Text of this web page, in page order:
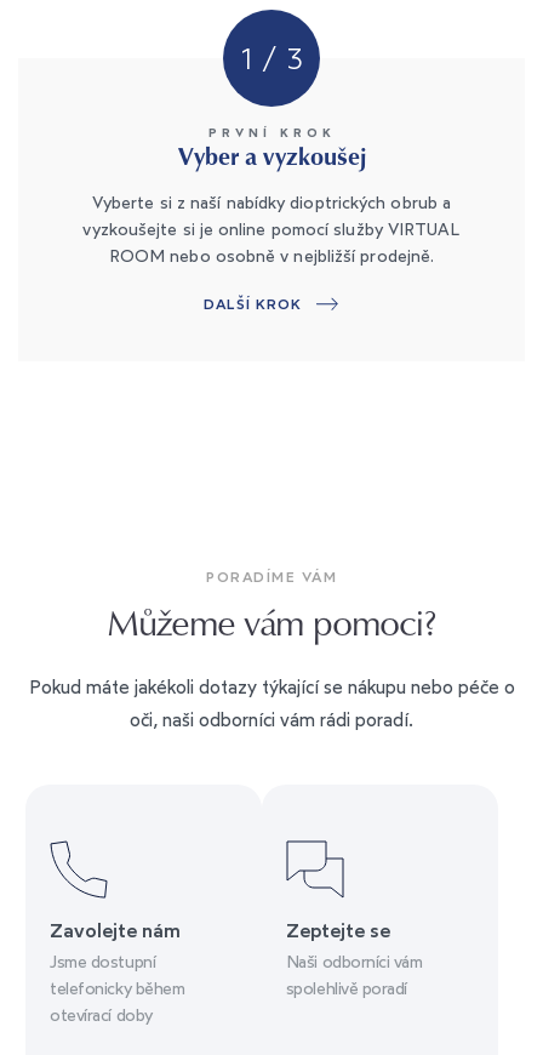
1 / 3
PRVNÍ KROK
Vyber a vyzkoušej
Vyberte si z naší nabídky dioptrických obrub a
vyzkoušejte si je online pomocí služby VIRTUAL
ROOM nebo osobně v nejbližší prodejně.
DALŠÍ KROK
PORADÍME VÁM
Můžeme vám pomoci?
Pokud máte jakékoli dotazy týkající se nákupu nebo péče o
oči, naši odborníci vám rádi poradí.
Zavolejte nám
Jsme dostupní
telefonicky během
otevírací doby
Zeptejte se
Naši odborníci vám
spolehlivě poradí